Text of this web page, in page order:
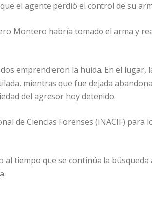
el agente perdió el control de su
Montero habría tomado el arma y
emprendieron la huida. En el lugar,
mientras que fue dejada
del agresor hoy detenido.
de Ciencias Forenses (INACIF) para
tiempo que se continúa la búsqueda